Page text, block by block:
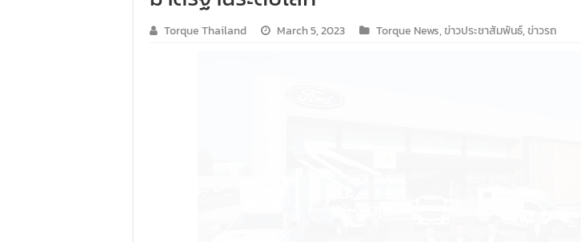
Torque Thailand March 5, 2023 Torque News,ข่าวประชาสัมพันธ์,ข่าวรถ